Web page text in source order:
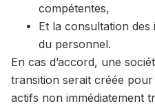
compétentes,
Et la consultation
du personnel.
En cas d’accord, une
transition serait créée
actifs non immédiatement